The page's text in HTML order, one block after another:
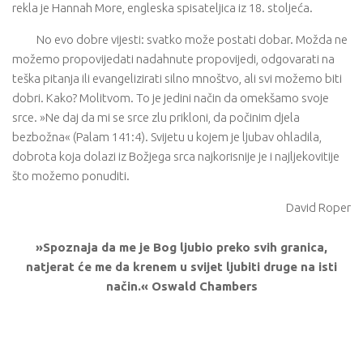
rekla je Hannah More, engleska spisateljica iz 18. stoljeća.
No evo dobre vijesti: svatko može postati dobar. Možda ne
možemo propovijedati nadahnute propovijedi, odgovarati na
teška pitanja ili evangelizirati silno mnoštvo, ali svi možemo biti
dobri. Kako? Molitvom. To je jedini način da omekšamo svoje
srce. »Ne daj da mi se srce zlu prikloni, da počinim djela
bezbožna« (Palam 141:4). Svijetu u kojem je ljubav ohladila,
dobrota koja dolazi iz Božjega srca najkorisnije je i najljekovitije
što možemo ponuditi.
David Roper
»Spoznaja da me je Bog ljubio preko svih granica,
natjerat će me da krenem u svijet ljubiti druge na isti
način.« Oswald Chambers